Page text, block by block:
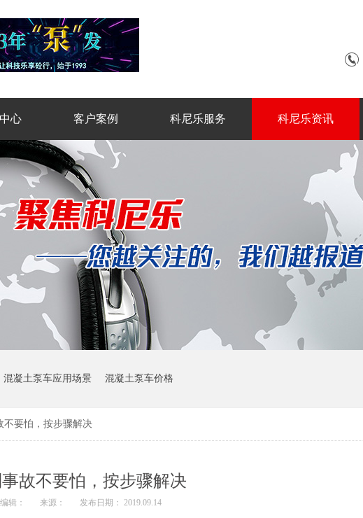
心 客户案例 科尼乐服务 科尼乐资讯
混凝土泵车应用场景 混凝土泵车价格
不要怕，按步骤解决
故不要怕，按步骤解决
编辑： 来源： 发布日期： 2019.09.14